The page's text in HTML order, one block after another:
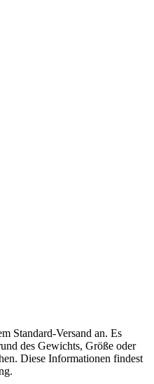
Standard-Versand an. Es
des Gewichts, Größe oder
Diese Informationen findest